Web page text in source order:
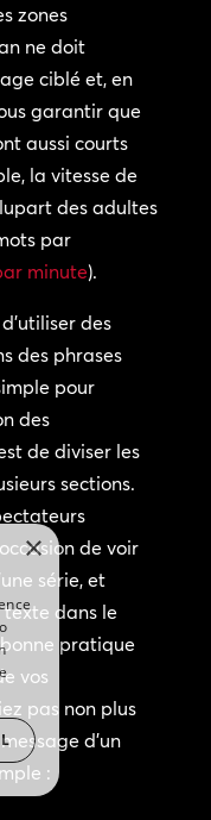
zones
ne doit
ciblé et, en
garantir que
aussi courts
la vitesse de
des adultes
par
minute).
des
des phrases
pour
des
de diviser les
sections.
de voir
série, et
dans le
bonne pratique
vos
pas non plus
d’un
:
×